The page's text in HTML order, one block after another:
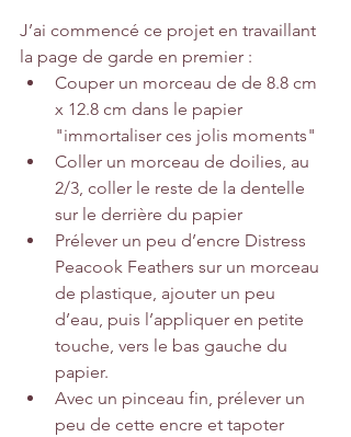
J’ai commencé ce projet en travaillant
la page de garde en premier :
Couper un morceau de de 8.8 cm
x 12.8 cm dans le papier
"immortaliser ces jolis moments"
Coller un morceau de doilies, au
2/3, coller le reste de la dentelle
sur le derrière du papier
Prélever un peu d’encre Distress
Peacook Feathers sur un morceau
de plastique, ajouter un peu
d’eau, puis l’appliquer en petite
touche, vers le bas gauche du
papier.
Avec un pinceau fin, prélever un
peu de cette encre et tapoter